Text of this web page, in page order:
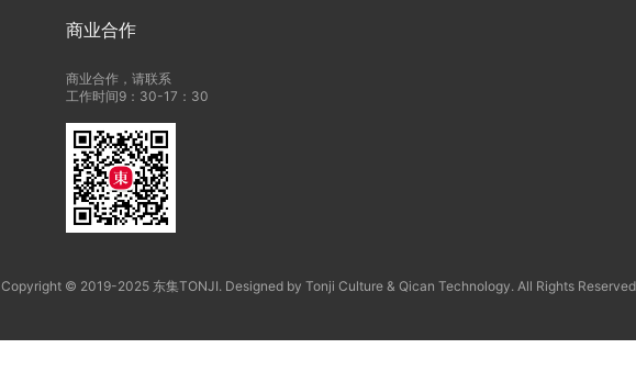
商业合作
商业合作，请联系
工作时间9：30-17：30
Copyright © 2019-2025 东集TONJI. Designed by Tonji Culture & Qican Technology. All Rights